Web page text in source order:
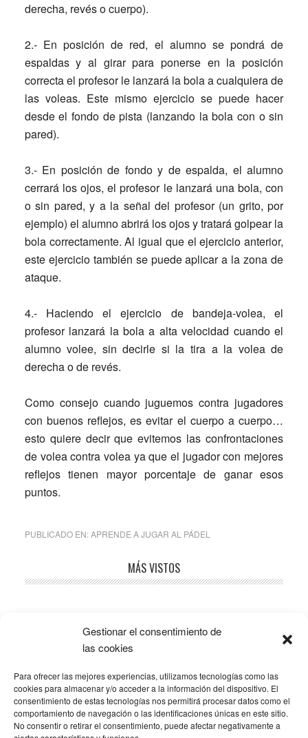
Gestionar el consentimiento de
las cookies
Para ofrecer las mejores experiencias, utilizamos tecnologías como las
cookies para almacenar y/o acceder a la información del dispositivo. El
consentimiento de estas tecnologías nos permitirá procesar datos como el
comportamiento de navegación o las identificaciones únicas en este sitio.
No consentir o retirar el consentimiento, puede afectar negativamente a
derecha, revés o cuerpo).
2.- En posición de red, el alumno se pondrá de
espaldas y al girar para ponerse en la posición
correcta el profesor le lanzará la bola a cualquiera de
las voleas. Este mismo ejercicio se puede hacer
desde el fondo de pista (lanzando la bola con o sin
pared).
3.- En posición de fondo y de espalda, el alumno
cerrará los ojos, el profesor le lanzará una bola, con
o sin pared, y a la señal del profesor(un grito, por
ejemplo) el alumno abrirá los ojos y tratará golpear la
bola correctamente. Al igual que el ejercicio anterior,
este ejercicio también se puede aplicar a la zona de
ataque.
4.- Haciendo el ejercicio de bandeja-volea, el
profesor lanzará la bola a alta velocidad cuando el
alumno volee, sin decirle si la tira a la volea de
derecha o de revés.
Como consejo cuando juguemos contra jugadores
con buenos reflejos, es evitar el cuerpo a cuerpo…
esto quiere decir que evitemos las confrontaciones
de volea contra volea ya que el jugador con mejores
reflejos tienen mayor porcentaje de ganar esos
puntos.
PUBLICADO EN:APRENDE A JUGAR AL PÁDEL
lateral
MÁS VISTOS
Popular Recent Comments
SOBRE LA AFILIACIÓN
Los costes de este blog se sufragan en parte mediante